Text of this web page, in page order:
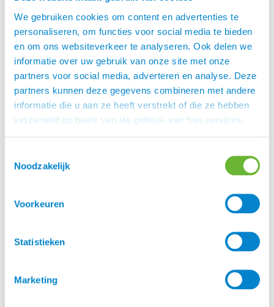
We gebruiken cookies om content en advertenties te
personaliseren, om functies voor social media te bieden
en om ons websiteverkeer te analyseren. Ook delen we
informatie over uw gebruik van onze site met onze
partners voor social media, adverteren en analyse. Deze
partners kunnen deze gegevens combineren met andere
informatie die u aan ze heeft verstrekt of die ze hebben
verzameld op basis van uw gebruik van hun services.
Noodzakelijk
Voorkeuren
Statistieken
Marketing
Eques StepByStep hoofdstellen, hoe werkt
het?
Eques StepByStep hoofdstellen is de perfecte
oplossing voor die ruiters die meerdere paarden
op een dag rijden. Of voor die ruiters die gewoon
meer keus willen!
Kies een neusriem
producten in onze voorraad. Maar mocht je iets
wat wij niet in onze shop hebben?
onzeklantenservice
en dan bestellen wij het voor
Eques